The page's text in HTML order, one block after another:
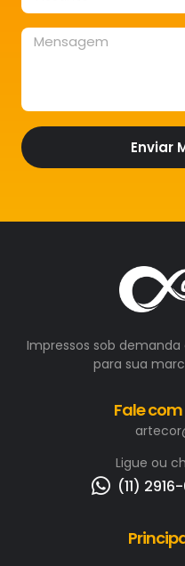
Enviar
Impressos sob
para sua
Fale
Ligue ou
(11)